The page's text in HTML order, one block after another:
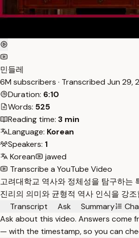
민들레
6M subscribers · Transcribed Jun 29,
Duration: 6:10
Words: 525
Reading time: 3 min
Language: Korean
Speakers: 1
Korean
jawed
Transcribe a YouTube Video
고려대학교 역사와 정체성을 탐구하는
진리의 의미와 균형적 역사 인식을 강조
Transcript
Ask Summary
Ask about this video. Answers come
— with the timestamp, so you can